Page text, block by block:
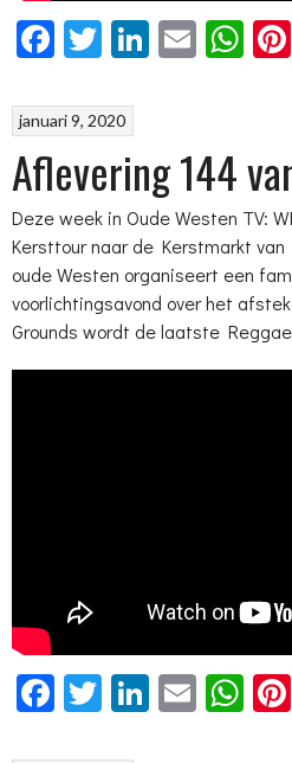
Facebook
Twitter
LinkedIn
Email
januari 9, 2020
Aflevering 144
Deze week in Oude Westen TV:
Kersttour naar de Kerstmarkt
oude Westen organiseert een
voorlichtingsavond over het
Grounds wordt de laatste
Facebook
Twitter
LinkedIn
Email